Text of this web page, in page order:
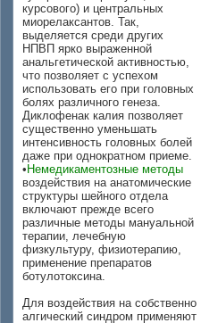
курсового) и центральных
миорелаксантов. Так,
выделяется среди других
НПВП ярко выраженной
анальгетической активностью,
что позволяет с успехом
использовать его при головных
болях различного генеза.
Диклофенак калия позволяет
существенно уменьшать
интенсивность головных болей
даже при однократном приеме.
• Немедикаментозные методы
воздействия на анатомические
структуры шейного отдела
включают прежде всего
различные методы мануальной
терапии, лечебную
физкультуру, физиотерапию,
применение препаратов
ботулотоксина.
Для воздействия на собственно
алгический синдром применяют